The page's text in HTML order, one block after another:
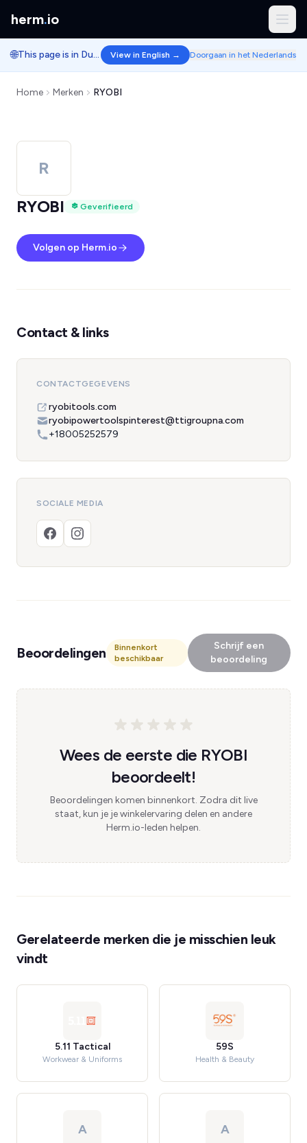
herm.io
🌐 This page is in Dutch. View in English → Doorgaan in het Nederlands
Home Merken RYOBI
R
RYOBI
Geverifieerd
Volgen op Herm.io
Contact & links
CONTACTGEGEVENS
ryobitools.com
ryobipowertoolspinterest@ttigroupna.com
+18005252579
SOCIALE MEDIA
Beoordelingen
Binnenkort
beschikbaar
Schrijf een
beoordeling
Wees de eerste die RYOBI
beoordeelt!
Beoordelingen komen binnenkort. Zodra dit live
staat, kun je je winkelervaring delen en andere
Herm.io-leden helpen.
Gerelateerde merken die je misschien leuk
vindt
5.11 Tactical
Workwear & Uniforms
59S
Health & Beauty
A A